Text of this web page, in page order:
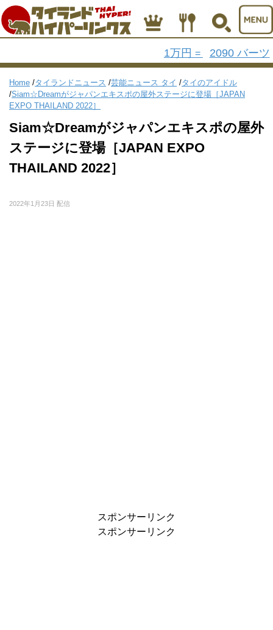
1万円 = 2090 バーツ
Home /タイランドニュース /芸能ニュース タイ /タイのアイドル
/Siam☆Dreamがジャパンエキスポの屋外ステージに登場［JAPAN
EXPO THAILAND 2022］
Siam☆Dreamがジャパンエキスポの屋外
ステージに登場［JAPAN EXPO
THAILAND 2022］
2022年1月23日 配信
スポンサーリンク
スポンサーリンク